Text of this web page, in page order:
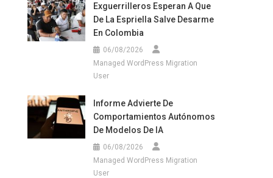
Exguerrilleros Esperan A Que
De La Espriella Salve Desarme
En Colombia
06/08/2026
Managed WordPress Migration
User
Informe Advierte De
Comportamientos Autónomos
De Modelos De IA
06/08/2026
Managed WordPress Migration
User